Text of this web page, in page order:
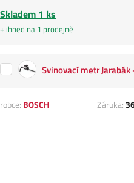
Skladem 1 ks
+ ihned na 1 prodejně
Svinovací metr Jarabák
BOSCH Záruka: